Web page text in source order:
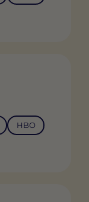
HBO